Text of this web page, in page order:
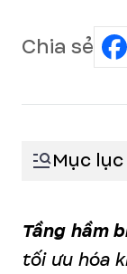
Chia sẻ
Mục
Tầng hầm
tối ưu hóa